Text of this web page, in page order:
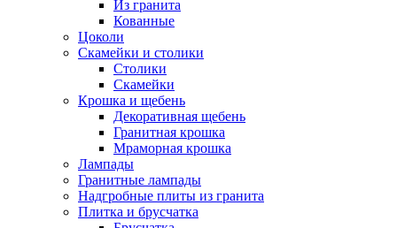
Из гранита
Кованные
Цоколи
Скамейки и столики
Столики
Скамейки
Крошка и щебень
Декоративная щебень
Гранитная крошка
Мраморная крошка
Лампады
Гранитные лампады
Надгробные плиты из гранита
Плитка и брусчатка